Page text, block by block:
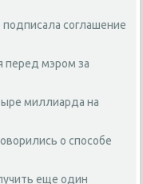
соглашение
перед мэром за
миллиарда на
о способе
еще один